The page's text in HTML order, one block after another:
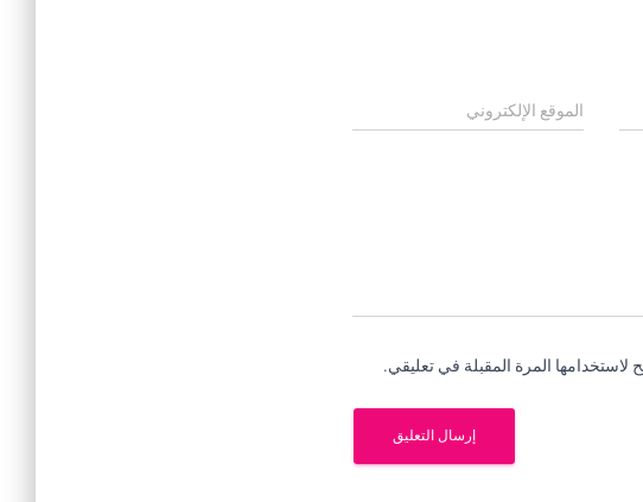
الموقع الإلكتروني
المرة المقبلة في تعليقي.